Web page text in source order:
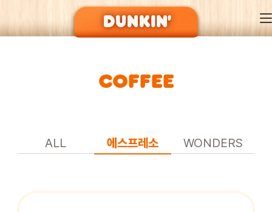
DUNKIN’ OF SEASON
COFFEE
ALL 에스프레소 WONDERS